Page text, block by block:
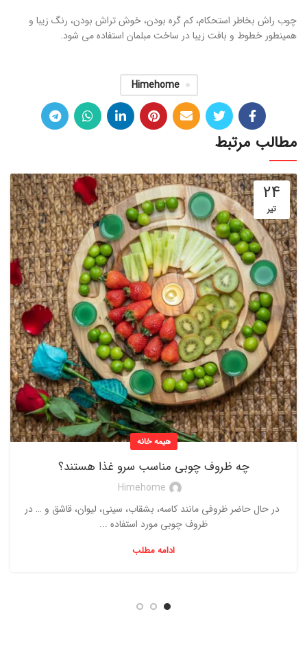
چوب راش بخاطر استحکام، کم گره بودن، خوش تراش بودن، رنگ زیبا و
همینطور خطوط و بافت زیبا در ساخت مبلمان استفاده می شود.
Himehome
مطالب مرتبط
24
تیر
هیمه خانه
چه ظروف چوبی مناسب سرو غذا هستند؟
Himehome
در حال حاضر ظروفی مانند کاسه، بشقاب، سینی، لیوان، قاشق و … در
ظروف چوبی مورد استفاده ...
ادامه مطلب